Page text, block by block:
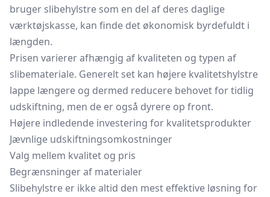
bruger slibehylstre som en del af deres daglige
værktøjskasse, kan finde det økonomisk byrdefuldt i
længden.
Prisen varierer afhængig af kvaliteten og typen af
slibemateriale. Generelt set kan højere kvalitetshylstre
lappe længere og dermed reducere behovet for tidlig
udskiftning, men de er også dyrere op front.
Højere indledende investering for kvalitetsprodukter
Jævnlige udskiftningsomkostninger
Valg mellem kvalitet og pris
Begrænsninger af materialer
Slibehylstre er ikke altid den mest effektive løsning for